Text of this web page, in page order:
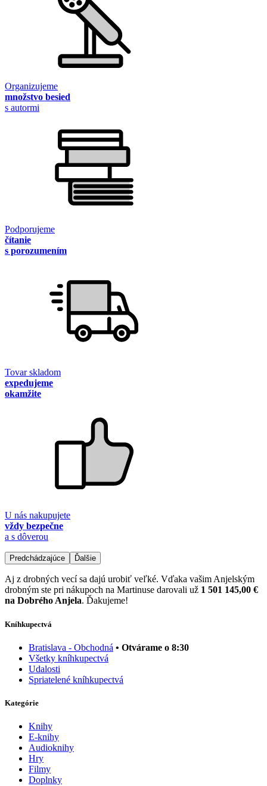
Organizujeme
množstvo besied
s autormi
Podporujeme
čítanie
s porozumením
Tovar skladom
expedujeme
okamžite
U nás nakupujete
vždy bezpečne
a s dôverou
Predchádzajúce Ďalšie
Aj z drobných vecí sa dajú urobiť veľké. Vďaka vašim Anjelským
drobným ste pri nákupoch na Martinuse darovali už 1 501 145,00 €
na Dobrého Anjela. Ďakujeme!
Kníhkupectvá
Bratislava - Obchodná • Otvárame o 8:30
Všetky kníhkupectvá
Udalosti
Spriatelené kníhkupectvá
Kategórie
Knihy
E-knihy
Audioknihy
Hry
Filmy
Doplnky